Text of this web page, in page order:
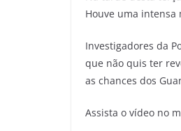
Houve uma
Investigadores da
que não quis ter
as chances dos
Assista o vídeo no